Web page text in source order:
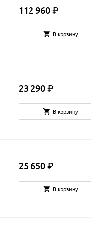
112 960 ₽
В корзину
23 290 ₽
В корзину
25 650 ₽
В корзину